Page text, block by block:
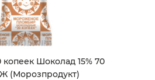
копеек Шоколад 15% 70
(Морозпродукт)